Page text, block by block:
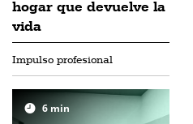
hogar que devuelve la
vida
Impulso profesional
6min